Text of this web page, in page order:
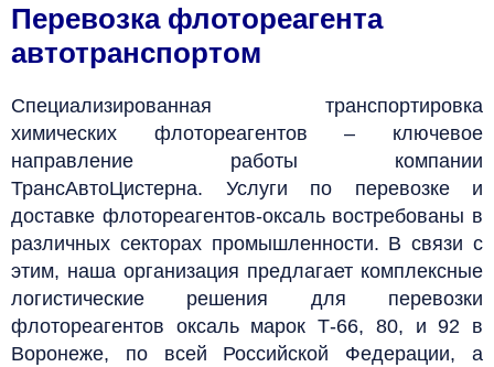
Перевозка флотореагента
автотранспортом
Специализированная транспортировка
химических флотореагентов – ключевое
направление работы компании
ТрансАвтоЦистерна. Услуги по перевозке и
доставке флотореагентов-оксаль востребованы в
различных секторах промышленности. В связи с
этим, наша организация предлагает комплексные
логистические решения для перевозки
флотореагентов оксаль марок Т-66, 80, и 92 в
Воронеже, по всей Российской Федерации, а